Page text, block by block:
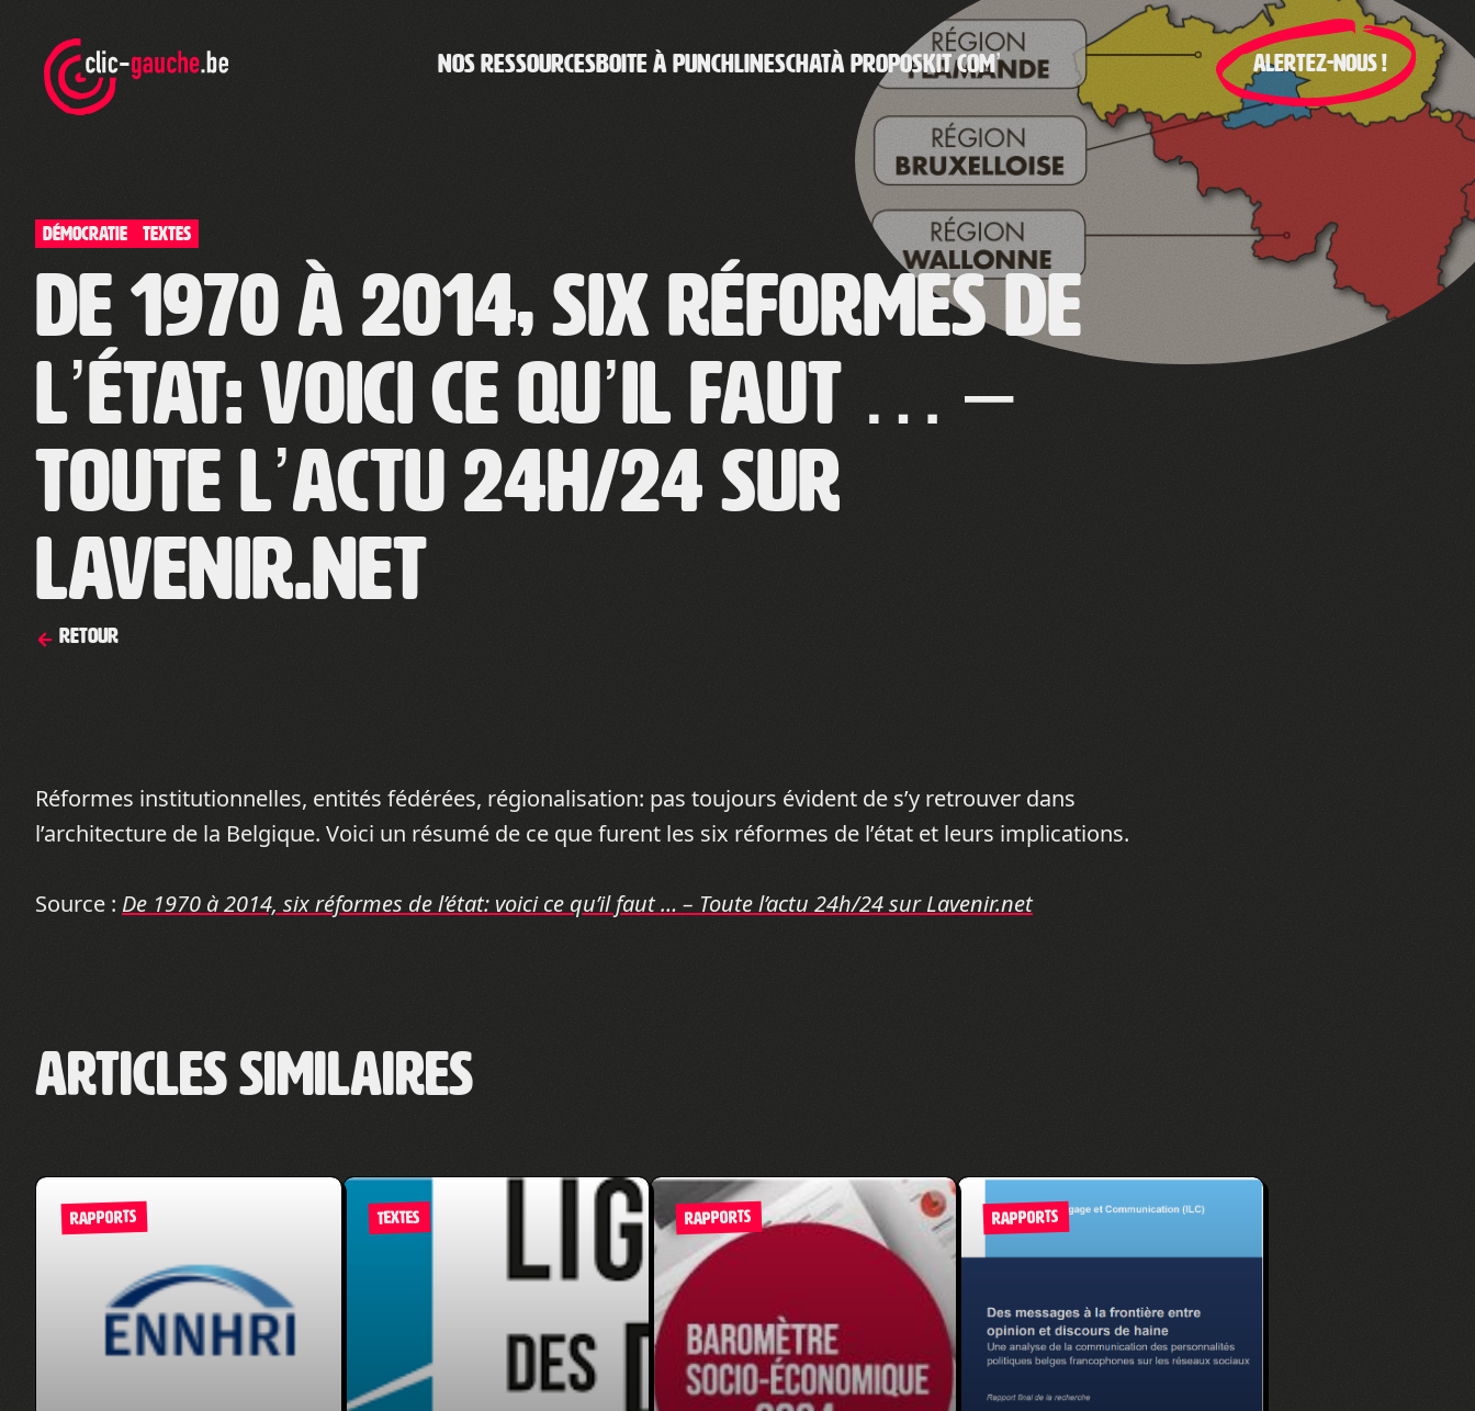
content
NOS RESSOURCESBOITE À PUNCHLINESCHATÀ PROPOSKIT COM’ ALERTEZ-NOUS !
Démocratie TEXTES
De 1970 à 2014, six réformes de
l’état: voici ce qu’il faut … –
Toute l’actu 24h/24 sur
Lavenir.net
Retour
Réformes institutionnelles, entités fédérées, régionalisation: pas toujours évident de s’y retrouver dans
l’architecture de la Belgique. Voici un résumé de ce que furent les six réformes de l’état et leurs implications.
Source : De 1970 à 2014, six réformes de l’état: voici ce qu’il faut … – Toute l’actu 24h/24 sur Lavenir.net
Articles similaires
RAPPORTS TEXTES RAPPORTS RAPPORTS